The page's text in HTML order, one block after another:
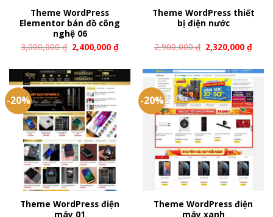
Theme WordPress
Elementor bán đồ công
nghệ 06
3,000,000₫ 2,400,000₫
Theme WordPress thiết
bị điện nước
2,900,000₫ 2,320,000₫
-20%
Theme WordPress điện
máy 01
-20%
Theme WordPress điện
máy xanh